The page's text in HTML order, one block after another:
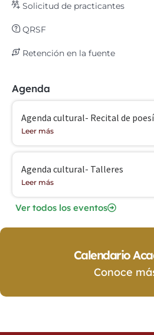
Solicitud de practicantes
QRSF
Retención en la fuente
Agenda
Agenda cultural- Recital de
Leer más
Agenda cultural- Talleres
Leer más
Ver todos los eventos
Calendario
Conoce